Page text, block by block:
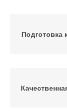
Подготовка